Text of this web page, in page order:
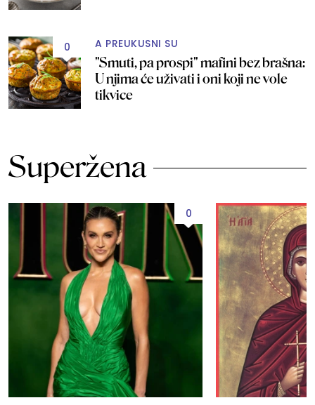
0 A PREUKUSNI SU
"Smuti, pa prospi" mafini bez brašna:
U njima će uživati i oni koji ne vole
tikvice
Superžena
0